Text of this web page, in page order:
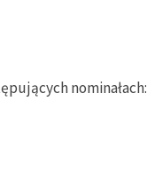
nominałach: